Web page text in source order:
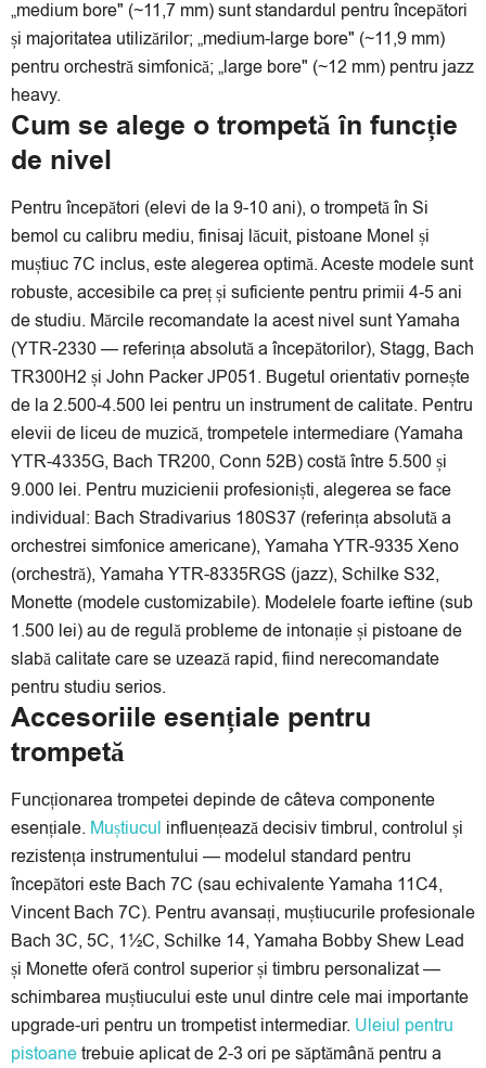
„medium bore" (~11,7 mm) sunt standardul pentru începători
și majoritatea utilizărilor; „medium-large bore" (~11,9 mm)
pentru orchestră simfonică; „large bore" (~12 mm) pentru jazz
heavy.
Cum se alege o trompetă în funcție
de nivel
Pentru începători (elevi de la 9-10 ani), o trompetă în Si
bemol cu calibru mediu, finisaj lăcuit, pistoane Monel și
muștiuc 7C inclus, este alegerea optimă. Aceste modele sunt
robuste, accesibile ca preț și suficiente pentru primii 4-5 ani
de studiu. Mărcile recomandate la acest nivel sunt Yamaha
(YTR-2330 — referința absolută a începătorilor), Stagg, Bach
TR300H2 și John Packer JP051. Bugetul orientativ pornește
de la 2.500-4.500 lei pentru un instrument de calitate. Pentru
elevii de liceu de muzică, trompetele intermediare (Yamaha
YTR-4335G, Bach TR200, Conn 52B) costă între 5.500 și
9.000 lei. Pentru muzicienii profesioniști, alegerea se face
individual: Bach Stradivarius 180S37 (referința absolută a
orchestrei simfonice americane), Yamaha YTR-9335 Xeno
(orchestră), Yamaha YTR-8335RGS (jazz), Schilke S32,
Monette (modele customizabile). Modelele foarte ieftine (sub
1.500 lei) au de regulă probleme de intonație și pistoane de
slabă calitate care se uzează rapid, fiind nerecomandate
pentru studiu serios.
Accesoriile esențiale pentru
trompetă
Funcționarea trompetei depinde de câteva componente
esențiale. Muștiucul influențează decisiv timbrul, controlul și
rezistența instrumentului — modelul standard pentru
începători este Bach 7C (sau echivalente Yamaha 11C4,
Vincent Bach 7C). Pentru avansați, muștiucurile profesionale
Bach 3C, 5C, 1½C, Schilke 14, Yamaha Bobby Shew Lead
și Monette oferă control superior și timbru personalizat —
schimbarea muștiucului este unul dintre cele mai importante
upgrade-uri pentru un trompetist intermediar. Uleiul pentru
pistoanetrebuie aplicat de 2-3 ori pe săptămână pentru a